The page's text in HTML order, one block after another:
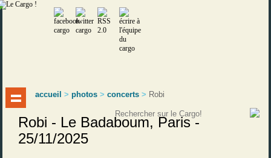
accueil >photos >concerts > Robi
Robi - Le Badaboum, Paris -
25/11/2025